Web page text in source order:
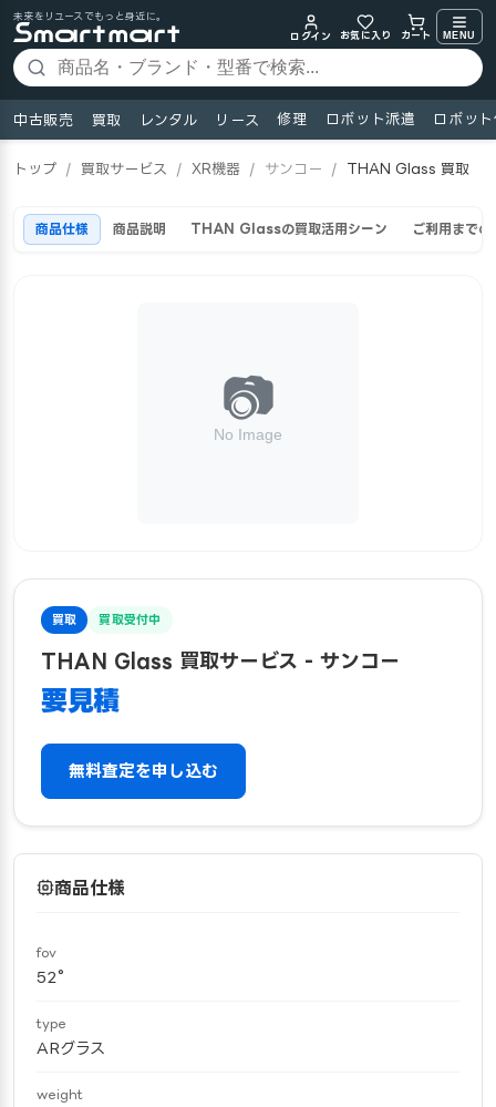
未来をリユースでもっと身近に。
ログイン
お気に入り カート MENU
中古販売 買取 レンタル リース 修理 ロボット派遣 ロボッ
トップ / 買取サービス / XR機器 / サンコー / THAN Glass 買取
商品仕様 商品説明 THAN Glassの買取活用シーン ご利用までの
買取 買取受付中
THAN Glass 買取サービス - サンコー
要見積
無料査定を申し込む
商品仕様
fov
52°
type
ARグラス
weight